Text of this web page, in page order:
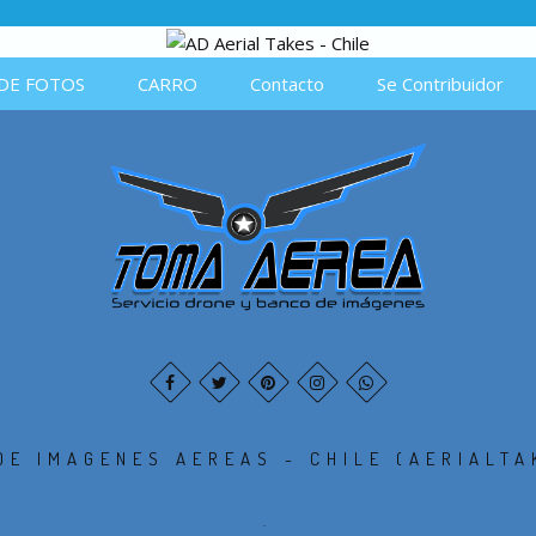
FOTOS CARRO Contacto Se Contribuidor
IMAGENES AEREAS - CHILE
.